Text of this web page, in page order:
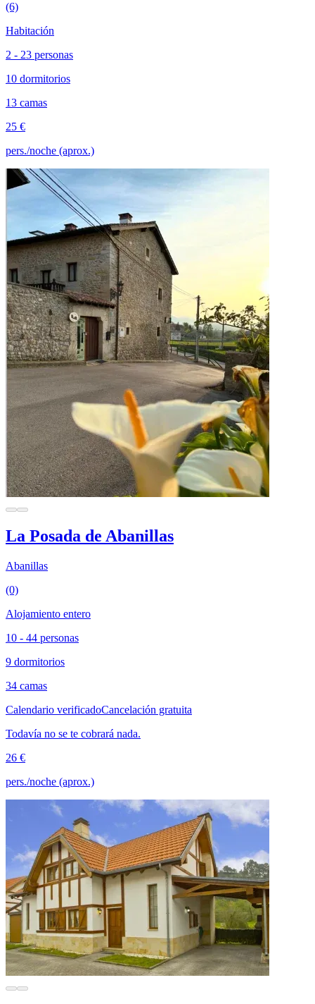
(6)
Habitación
2 - 23 personas
10 dormitorios
13 camas
25 €
pers./noche (aprox.)
La Posada de Abanillas
Abanillas
(0)
Alojamiento entero
10 - 44 personas
9 dormitorios
34 camas
Calendario verificadoCancelación gratuita
Todavía no se te cobrará nada.
26 €
pers./noche (aprox.)